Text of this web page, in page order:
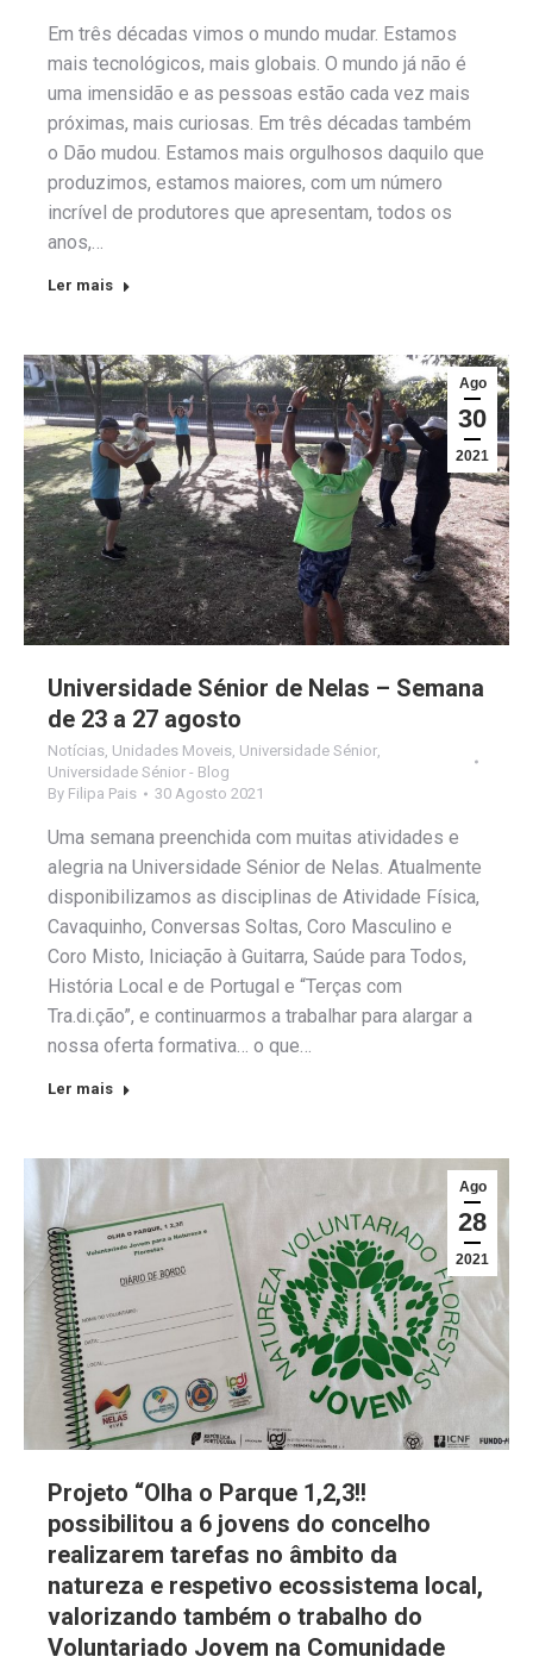
Em três décadas vimos o mundo mudar. Estamos
mais tecnológicos, mais globais. O mundo já não é
uma imensidão e as pessoas estão cada vez mais
próximas, mais curiosas. Em três décadas também
o Dão mudou. Estamos mais orgulhosos daquilo que
produzimos, estamos maiores, com um número
incrível de produtores que apresentam, todos os
anos,…
Ler mais
Ago
30
2021
Universidade Sénior de Nelas – Semana
de 23 a 27 agosto
Notícias, Unidades Moveis, Universidade Sénior,
Universidade Sénior - Blog
By Filipa Pais 30 Agosto 2021
Uma semana preenchida com muitas atividades e
alegria na Universidade Sénior de Nelas. Atualmente
disponibilizamos as disciplinas de Atividade Física,
Cavaquinho, Conversas Soltas, Coro Masculino e
Coro Misto, Iniciação à Guitarra, Saúde para Todos,
História Local e de Portugal e “Terças com
Tra.di.ção”, e continuarmos a trabalhar para alargar a
nossa oferta formativa… o que…
Ler mais
Ago
28
2021
Projeto “Olha o Parque 1,2,3!!
possibilitou a 6 jovens do concelho
realizarem tarefas no âmbito da
natureza e respetivo ecossistema local,
valorizando também o trabalho do
Voluntariado Jovem na Comunidade